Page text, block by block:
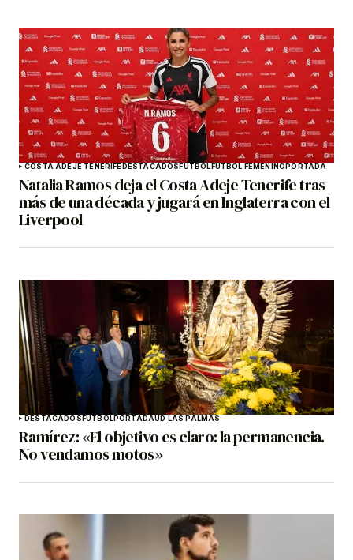
COSTA ADEJE TENERIFEDESTACADOSFÚTBOLFÚTBOL FEMENINOPORTADA
Natalia Ramos deja el Costa Adeje Tenerife tras
más de una década y jugará en Inglaterra con el
Liverpool
DESTACADOSFÚTBOLPORTADAUD LAS PALMAS
Ramírez: «El objetivo es claro: la permanencia.
No vendamos motos»